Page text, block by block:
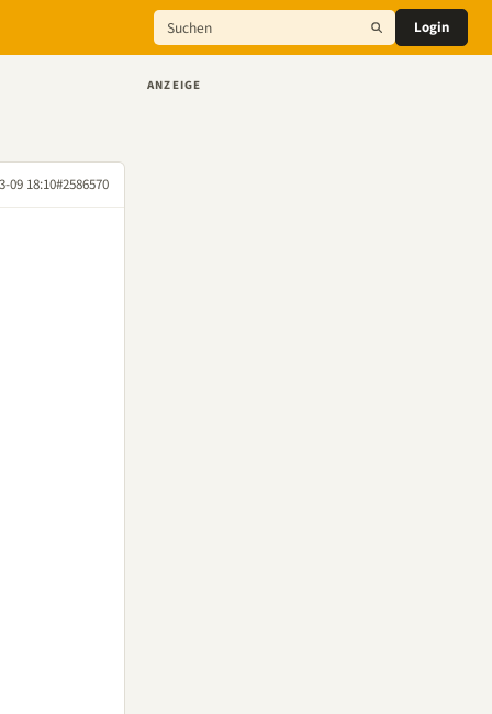
Login
09 18:10#2586570
ANZEIGE